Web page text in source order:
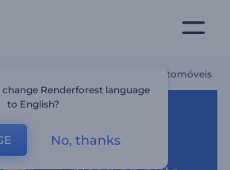
De Centro De Reparos De Automóveis
Renderforest language
to English?
No, thanks